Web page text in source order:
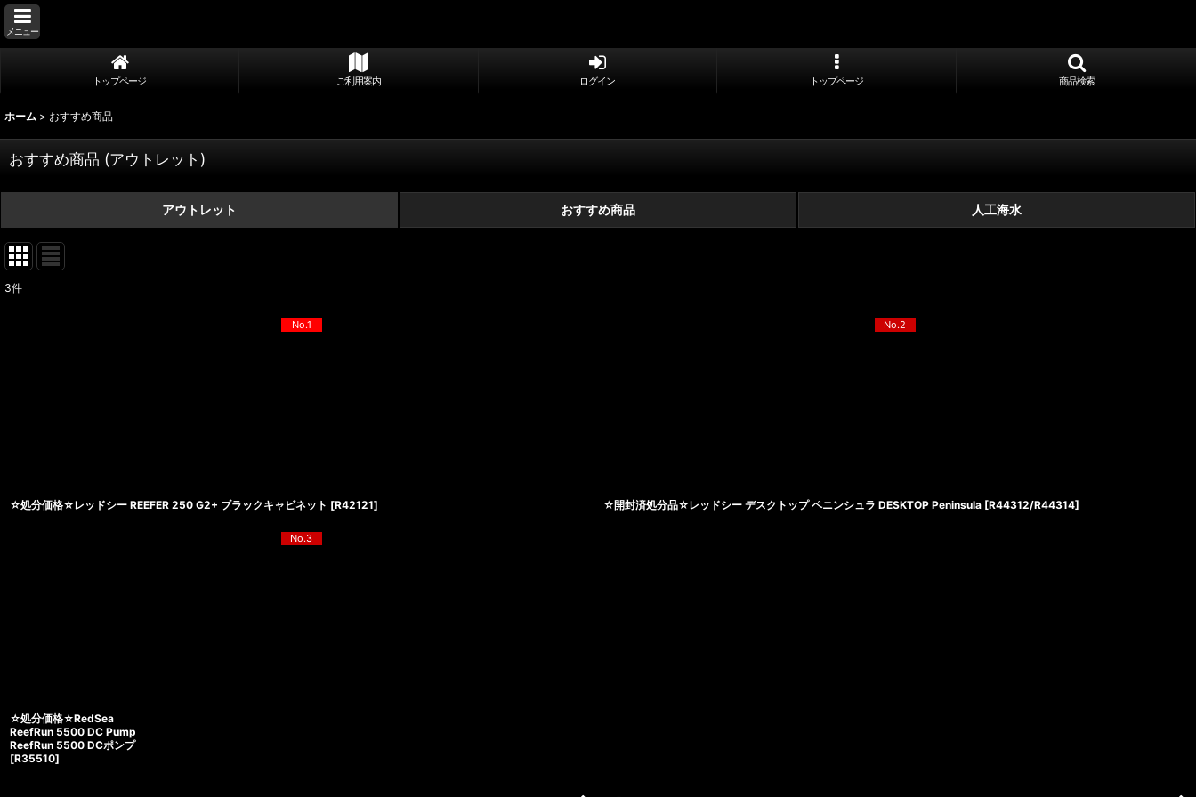
メニュー
トップページ ご利用案内 ログイン トップページ 商品検索
ホーム > おすすめ商品
おすすめ商品 (アウトレット )
アウトレット おすすめ商品 人工海水
3件
No.1
☆処分価格☆レッドシー REEFER 250 G2+ ブラックキャビネット [R42121]
No.2
☆開封済処分品☆レッドシー デスクトップ ペニンシュラ DESKTOP Peninsula [R44312/R44314]
No.3
☆処分価格☆RedSea
ReefRun 5500 DC Pump
ReefRun 5500 DCポンプ
[R35510]